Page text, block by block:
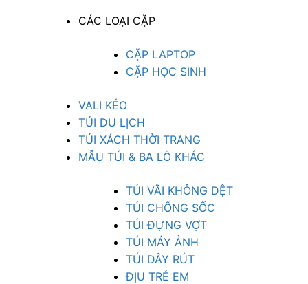
CÁC LOẠI CẶP
CẶP LAPTOP
CẶP HỌC SINH
VALI KÉO
TÚI DU LỊCH
TÚI XÁCH THỜI TRANG
MẪU TÚI & BA LÔ KHÁC
TÚI VÃI KHÔNG DỆT
TÚI CHỐNG SỐC
TÚI ĐỰNG VỢT
TÚI MÁY ẢNH
TÚI DÂY RÚT
ĐỊU TRẺ EM